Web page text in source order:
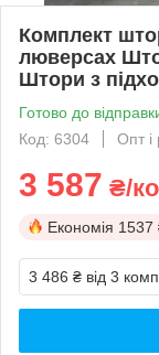
Комплект
люверсах
Штори з
Готово до
Код: 6304
Опт і
3 587 ₴/
Економія 1537
3 486 ₴ від 3